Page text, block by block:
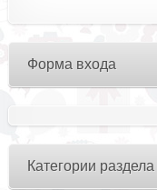
Форма входа
Категории раздела